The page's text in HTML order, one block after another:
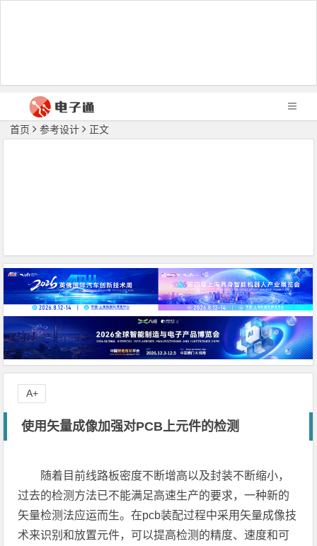
首页 参考设计 正文
使用矢量成像加强对PCB上元件的检测
随着目前线路板密度不断增高以及封装不断缩小，
过去的检测方法已不能满足高速生产的要求，一种新的
矢量检测法应运而生。在pcb装配过程中采用矢量成像技
术来识别和放置元件，可以提高检测的精度、速度和可
A+